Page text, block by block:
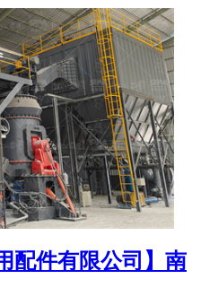
配件有限公司】南